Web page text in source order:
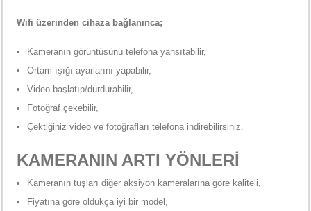
Wifi üzerinden cihaza bağlanınca;
Kameranın görüntüsünü telefona yansıtabilir,
Ortam ışığı ayarlarını yapabilir,
Video başlatıp/durdurabilir,
Fotoğraf çekebilir,
Çektiğiniz video ve fotoğrafları telefona indirebilirsiniz.
KAMERANIN ARTI YÖNLERİ
Kameranın tuşları diğer aksiyon kameralarına göre kaliteli,
Fiyatına göre oldukça iyi bir model,